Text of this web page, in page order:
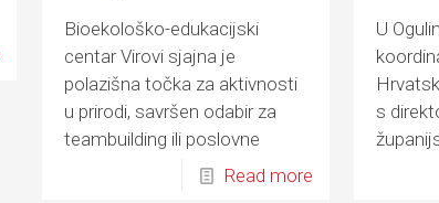
Bioekološko-edukacijski
centar Virovi sjajna je
polazišna točka za aktivnosti
u prirodi, savršen odabir za
teambuilding ili poslovne
susrete u zelenom okruženju.
Read more
U
s